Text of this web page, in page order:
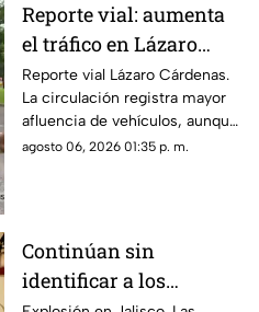
Reporte vial: aumenta
el tráfico en Lázaro
Cárdenas, a la altura de
El Deán
Reporte vial Lázaro Cárdenas.
La circulación registra mayor
afluencia de vehículos, aunque
el avance continúa siendo
agosto 06, 2026 01:35 p. m.
Continúan sin
identificar a los